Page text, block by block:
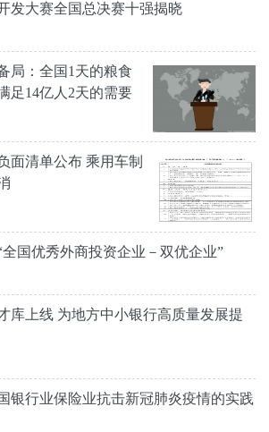
发大赛全国总决赛十强揭晓
局：全国1天的粮食
足14亿人2天的需要
面清单公布 乘用车制
国优秀外商投资企业－双优企业”
库上线 为地方中小银行高质量发展提
银行业保险业抗击新冠肺炎疫情的实践